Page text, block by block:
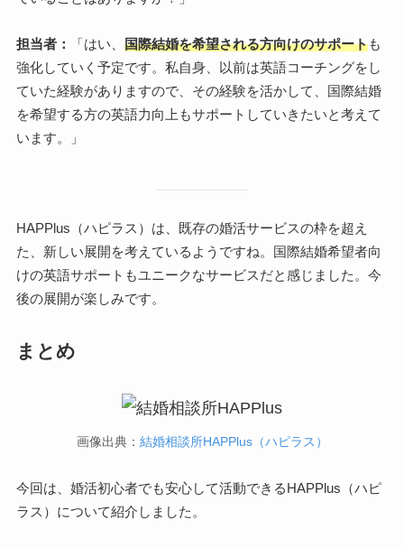
担当者： 「はい、 国際結婚を希望される方向けのサポートも
強化していく予定です。私自身、以前は英語コーチングをし
ていた経験がありますので、その経験を活かして、国際結婚
を希望する方の英語力向上もサポートしていきたいと考えて
います。」
HAPPlus（ハピラス）は、既存の婚活サービスの枠を超え
た、新しい展開を考えているようですね。国際結婚希望者向
けの英語サポートもユニークなサービスだと感じました。今
後の展開が楽しみです。
まとめ
画像出典： 結婚相談所HAPPlus（ハピラス）
今回は、婚活初心者でも安心して活動できるHAPPlus（ハピ
ラス）について紹介しました。